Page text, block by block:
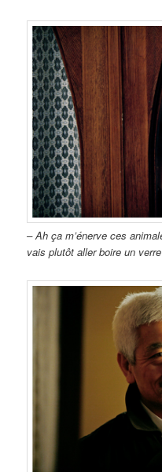
– Ah ça m’énerve ces
vais plutôt aller boire un